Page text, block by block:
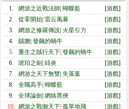
1. 網游之近戰法師 蝴蝶藍 [游戲]
2.
從零開始 雷云風暴 [游戲]
3.
網游之修羅傳說 火星引力 [游戲]
4.
賊膽 發飆的蝸牛 [游戲]
5.
重生之賊行天下 發飆的蝸牛 [游戲]
6.
琥珀之劍 緋炎 [游戲]
7.
網游之天下無雙 失落葉 [游戲]
8.
全職高手 蝴蝶藍 [游戲]
9.
全球論劍 網絡黑俠 [游戲]
10. 網游之戰御天下 孤單地飛 [游戲]